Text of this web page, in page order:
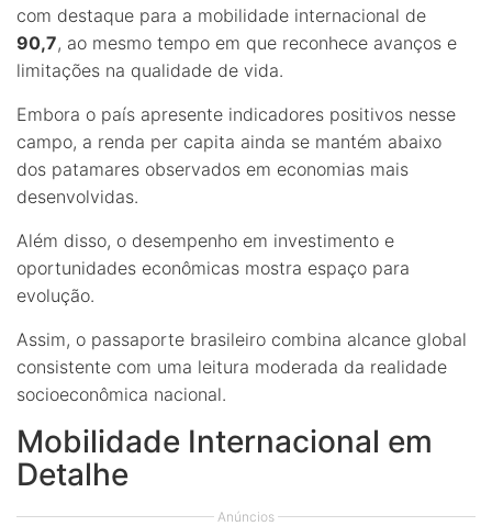
com destaque para a mobilidade internacional de
90,7, ao mesmo tempo em que reconhece avanços e
limitações na qualidade de vida.
Embora o país apresente indicadores positivos nesse
campo, a renda per capita ainda se mantém abaixo
dos patamares observados em economias mais
desenvolvidas.
Além disso, o desempenho em investimento e
oportunidades econômicas mostra espaço para
evolução.
Assim, o passaporte brasileiro combina alcance global
consistente com uma leitura moderada da realidade
socioeconômica nacional.
Mobilidade Internacional em
Detalhe
Anúncios